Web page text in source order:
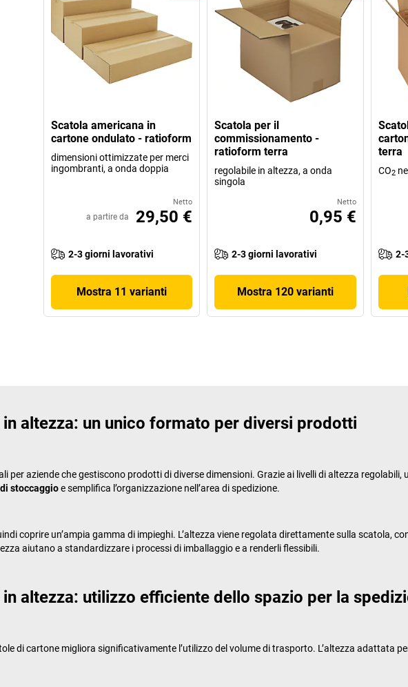
Scatola americana in
cartone ondulato - ratioform
dimensioni ottimizzate per merci
ingombranti, a onda doppia
Netto
a partire da 29,50 €
2-3 giorni lavorativi
Mostra 11 varianti
Scatola per il
commissionamento -
ratioform terra
regolabile in altezza, a onda
singola
Netto
0,95 €
2-3 giorni lavorativi
Mostra 120 varianti
terra
CO2
2-
altezza: un unico formato per diversi prodotti
per aziende che gestiscono prodotti di diverse dimensioni. Grazie ai livelli di altezza regolabili,
stoccaggioe semplifica l’organizzazione nell’area di spedizione.
coprire un’ampia gamma di impieghi. L’altezza viene regolata direttamente sulla scatola,
aiutano a standardizzare i processi di imballaggio e a renderli flessibili.
altezza: utilizzo efficiente dello spazio per la
di cartone migliora significativamente l’utilizzo del volume di trasporto. L’altezza adattata